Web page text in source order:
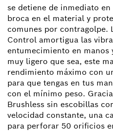
se detiene de inmediato
broca en el material y
comunes por contragolpe.
Control amortigua las
entumecimiento en manos
muy ligero que sea, este
rendimiento máximo con
para que tengas en tus
con el mínimo peso.
Brushless sin escobillas
velocidad constante, una
para perforar 50 orificios